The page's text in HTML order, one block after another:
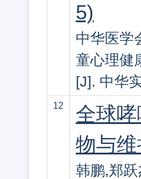
5)
中华医学
童心理健
[J]. 中华
12
全球
物与
韩鹏,郑